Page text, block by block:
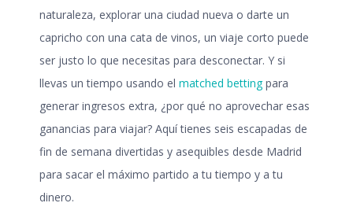
naturaleza, explorar una ciudad nueva o darte un
capricho con una cata de vinos, un viaje corto puede
ser justo lo que necesitas para desconectar. Y si
llevas un tiempo usando el matched bettingpara
generar ingresos extra, ¿por qué no aprovechar esas
ganancias para viajar? Aquí tienes seis escapadas de
fin de semana divertidas y asequibles desde Madrid
para sacar el máximo partido a tu tiempo y a tu
dinero.